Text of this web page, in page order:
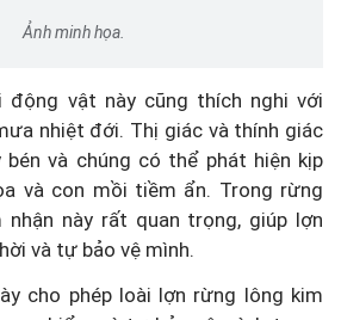
Ảnh minh họa.
động vật này cũng thích nghi với
nhiệt đới. Thị giác và thính giác
bén và chúng có thể phát hiện kịp
và con mồi tiềm ẩn. Trong rừng
nhận này rất quan trọng, giúp lợn
và tự bảo vệ mình.
cho phép loài lợn rừng lông kim